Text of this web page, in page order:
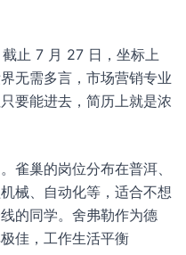
止 7 月 27 日，坐标上
无需多言，市场营销专业
要能进去，简历上就是浓
雀巢的岗位分布在普洱、
械、自动化等，适合不想
的同学。舍弗勒作为德
佳，工作生活平衡